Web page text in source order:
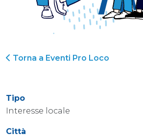
Torna a Eventi Pro Loco
Tipo
Interesse locale
Città